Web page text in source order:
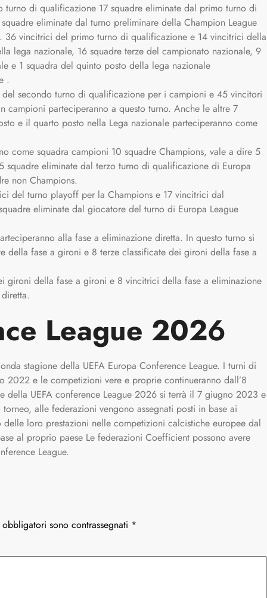
turno di qualificazione 17 squadre eliminate dal primo turno di
eliminate dal turno preliminare della Champion League
36 vincitrici del primo turno di qualificazione e 14 vincitrici della
lega nazionale, 16 squadre terze del campionato nazionale, 9
e 1 squadra del quinto posto della lega nazionale
.
secondo turno di qualificazione per i campioni e 45 vincitori
parteciperanno a questo turno. Anche le altre 7
e il quarto posto nella Lega nazionale parteciperanno come
come squadra campioni 10 squadre Champions, vale a dire 5
eliminate dal terzo turno di qualificazione di Europa
non Champions.
del turno playoff per la Champions e 17 vincitrici dal
eliminate dal giocatore del turno di Europa League
alla fase a eliminazione diretta. In questo turno si
della fase a gironi e 8 terze classificate dei gironi della fase a
gironi della fase a gironi e 8 vincitrici della fase a eliminazione
League 2026
stagione della UEFA Europa Conference League. I turni di
e le competizioni vere e proprie continueranno dall’8
UEFA conference League 2026 si terrà il 7 giugno 2023 e
alle federazioni vengono assegnati posti in base ai
loro prestazioni nelle competizioni calcistiche europee dal
al proprio paese Le federazioni Coefficient possono avere
League.
sono contrassegnati *